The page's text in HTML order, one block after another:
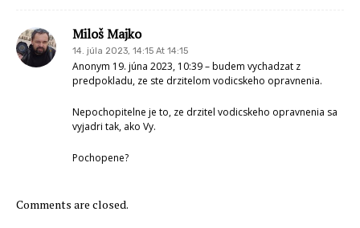
Miloš Majko
14. júla 2023, 14:15 At 14:15
Anonym 19. júna 2023, 10:39 – budem vychadzat z
predpokladu, ze ste drzitelom vodicskeho opravnenia.
Nepochopitelne je to, ze drzitel vodicskeho opravnenia sa
vyjadri tak, ako Vy.
Pochopene?
Comments are closed.